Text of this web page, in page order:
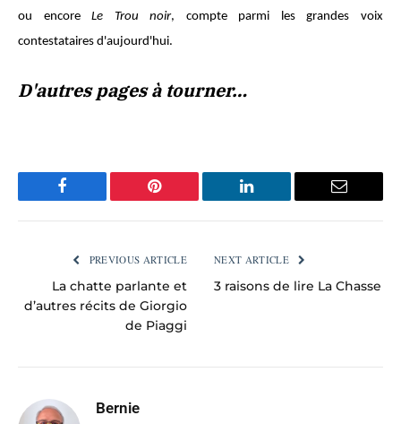
ou encoreLe Trou noir, compte parmi les grandes voix
contestataires d'aujourd'hui.
D'autres pages à tourner…
Facebook Pinterest LinkedIn Email
PREVIOUS ARTICLE
La chatte parlante et
d’autres récits de Giorgio
de Piaggi
NEXT ARTICLE
3 raisons de lire La Chasse
Bernie